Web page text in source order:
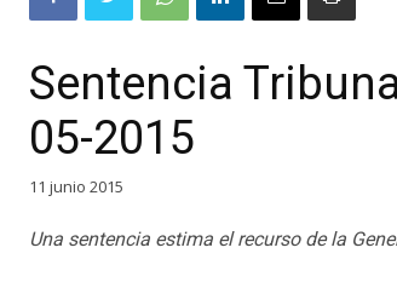
Sentencia
05-2015
11 junio 2015
Una sentencia estima el recurso de la